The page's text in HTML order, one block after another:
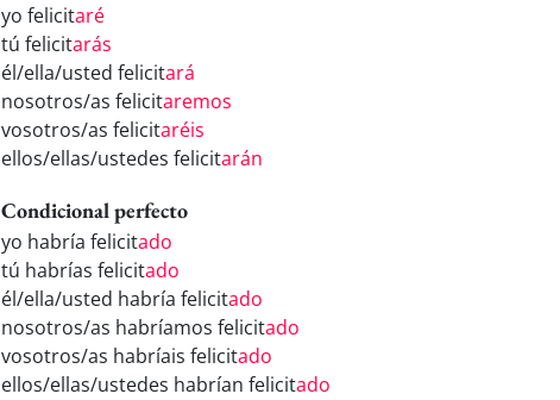
yo felicitaré
tú felicitarás
él/ella/usted felicitará
nosotros/as felicitaremos
vosotros/as felicitaréis
ellos/ellas/ustedes felicitarán
Condicional perfecto
yo habría felicitado
tú habrías felicitado
él/ella/usted habría felicitado
nosotros/as habríamos felicitado
vosotros/as habríais felicitado
ellos/ellas/ustedes habrían felicitado